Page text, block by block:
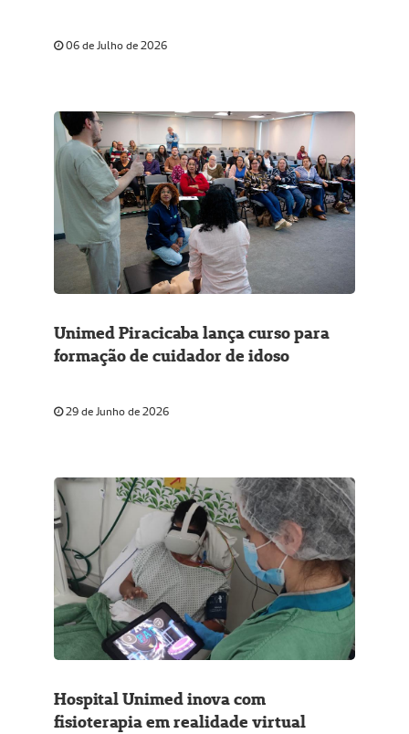
06 de Julho de 2026
Unimed Piracicaba lança curso para
formação de cuidador de idoso
29 de Junho de 2026
Hospital Unimed inova com
fisioterapia em realidade virtual